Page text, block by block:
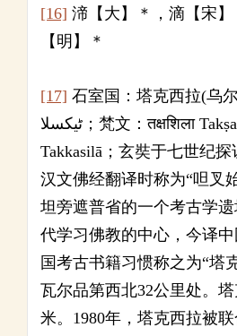
[16] 渧【大】＊，滴【宋】
【明】＊
[17] 石室国：塔克西拉(乌
ٹیکسلا；梵文：तक्षशिला Takṣaśilā；巴利文：
Takkasilā；玄奘于七世纪探
汉文佛经翻译时称为“呾叉
坦旁遮普省的一个考古学
代学习佛教的中心，今译
国考古书籍习惯称之为“塔
瓦尔品第西北32公里处。
米。1980年，塔克西拉被